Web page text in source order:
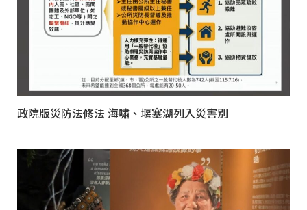
政院版災防法修法 海嘯、堰塞湖列入災害別